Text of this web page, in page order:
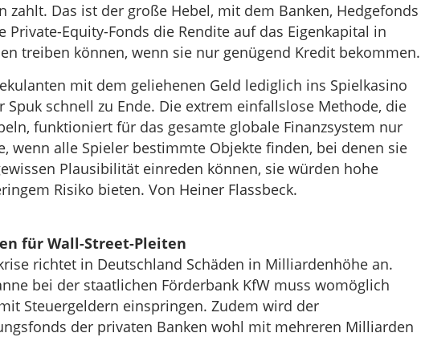
zahlt. Das ist der große Hebel, mit dem Banken, Hedgefonds
Private-Equity-Fonds die Rendite auf das Eigenkapital in
treiben können, wenn sie nur genügend Kredit bekommen.
mit dem geliehenen Geld lediglich ins Spielkasino
Spuk schnell zu Ende. Die extrem einfallslose Methode, die
funktioniert für das gesamte globale Finanzsystem nur
wenn alle Spieler bestimmte Objekte finden, bei denen sie
Plausibilität einreden können, sie würden hohe
Risiko bieten. Von Heiner Flassbeck.
für Wall-Street-Pleiten
richtet in Deutschland Schäden in Milliardenhöhe an.
bei der staatlichen Förderbank KfW muss womöglich
Steuergeldern einspringen. Zudem wird der
der privaten Banken wohl mit mehreren Milliarden